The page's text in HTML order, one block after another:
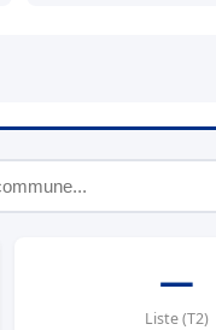
—
Liste (T2)